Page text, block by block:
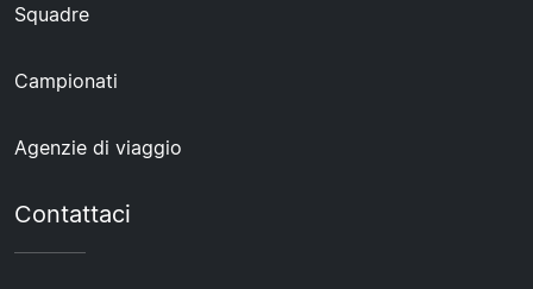
Squadre
Campionati
Agenzie di viaggio
Contattaci